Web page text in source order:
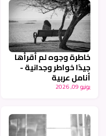
خاطرة وجوه لم أقرأها
جيدًا خواطر وجدانية -
أنامل عربية
يونيو 09, 2026